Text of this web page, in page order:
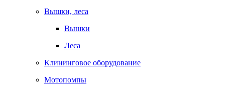
Вышки, леса
Вышки
Леса
Клининговое оборудование
Мотопомпы